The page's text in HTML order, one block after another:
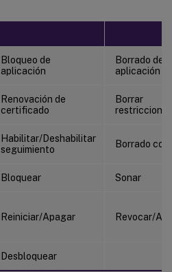
Bloqueo de
aplicación
Borrado de
aplicación
Renovación de
certificado
Borrar
restricciones
Habilitar/Deshabilitar
seguimiento
Borrado
Bloquear Sonar
Reiniciar/Apagar Revocar/
Desbloquear